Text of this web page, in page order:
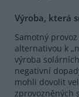
Výroba, která
Samotný
alternativou k
výroba
negativní
mohli dovolit
zprovozněných